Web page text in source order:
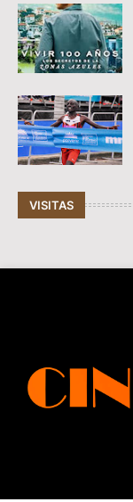
VISITAS